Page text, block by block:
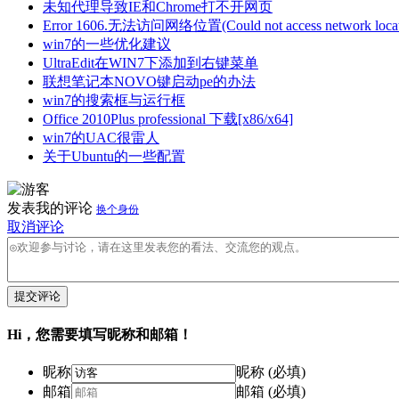
未知代理导致IE和Chrome打不开网页
Error 1606.无法访问网络位置(Could not access network
win7的一些优化建议
UltraEdit在WIN7下添加到右键菜单
联想笔记本NOVO键启动pe的办法
win7的搜索框与运行框
Office 2010Plus professional 下载[x86/x64]
win7的UAC很雷人
关于Ubuntu的一些配置
发表我的评论 换个身份
取消评论
提交评论
Hi，您需要填写昵称和邮箱！
昵称
昵称 (必填)
邮箱
邮箱 (必填)